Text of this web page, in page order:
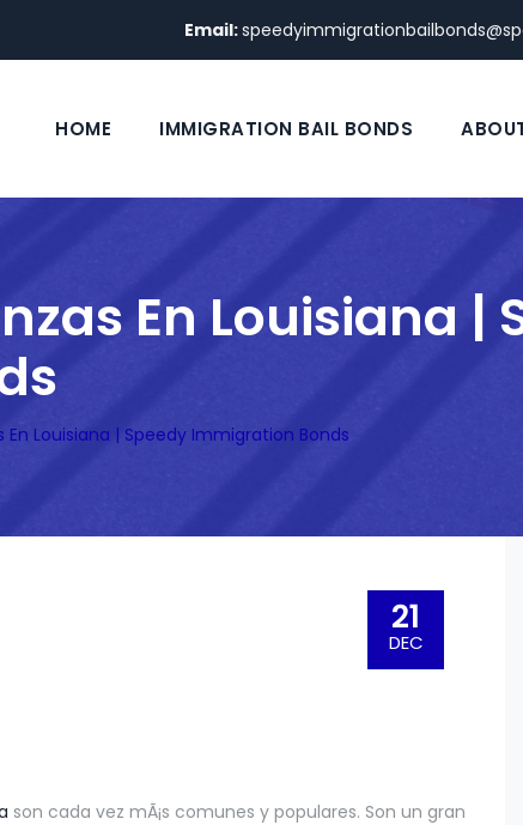
Email:
HOME IMMIGRATION BAIL BONDS
En Louisiana |
En Louisiana | Speedy Immigration Bonds
21
DEC
son cada vez mÃ¡s comunes y populares. Son un gran